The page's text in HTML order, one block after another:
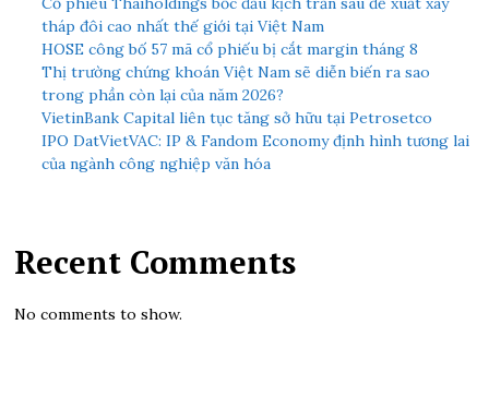
tháp đôi cao nhất thế giới tại Việt Nam
HOSE công bố 57 mã cổ phiếu bị cắt margin tháng 8
Thị trường chứng khoán Việt Nam sẽ diễn biến ra sao
trong phần còn lại của năm 2026?
VietinBank Capital liên tục tăng sở hữu tại Petrosetco
IPO DatVietVAC: IP & Fandom Economy định hình tương lai
của ngành công nghiệp văn hóa
Recent Comments
No comments to show.